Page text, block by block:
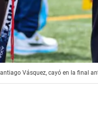
Vásquez, cayó en la final